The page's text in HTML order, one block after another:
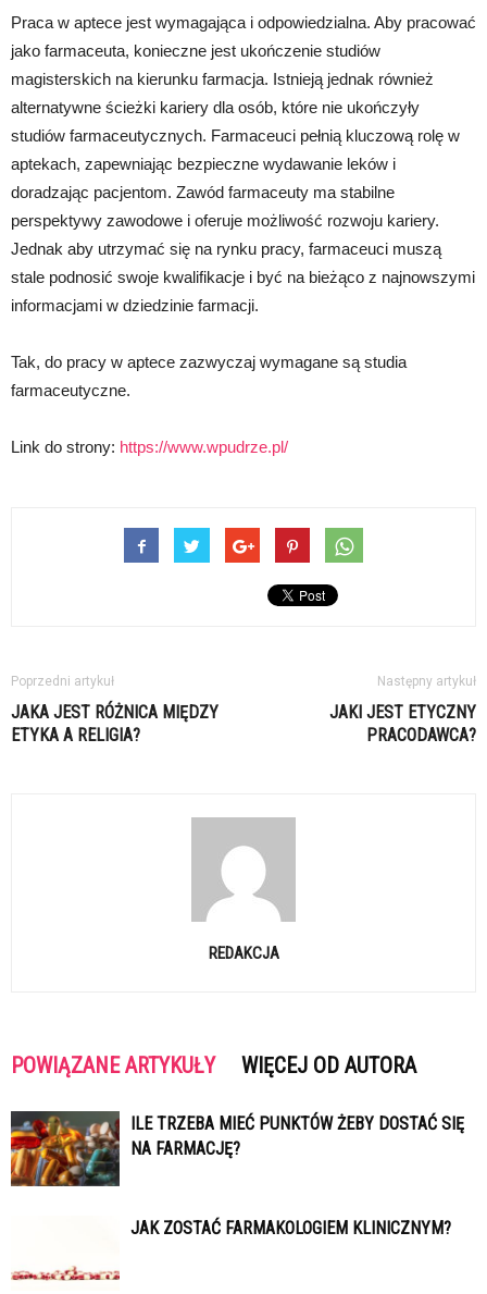
Praca w aptece jest wymagająca i odpowiedzialna. Aby pracować
jako farmaceuta, konieczne jest ukończenie studiów
magisterskich na kierunku farmacja. Istnieją jednak również
alternatywne ścieżki kariery dla osób, które nie ukończyły
studiów farmaceutycznych. Farmaceuci pełnią kluczową rolę w
aptekach, zapewniając bezpieczne wydawanie leków i
doradzając pacjentom. Zawód farmaceuty ma stabilne
perspektywy zawodowe i oferuje możliwość rozwoju kariery.
Jednak aby utrzymać się na rynku pracy, farmaceuci muszą
stale podnosić swoje kwalifikacje i być na bieżąco z najnowszymi
informacjami w dziedzinie farmacji.
Tak, do pracy w aptece zazwyczaj wymagane są studia
farmaceutyczne.
Link do strony: https://www.wpudrze.pl/
Poprzedni artykuł
JAKA JEST RÓŻNICA MIĘDZY
ETYKA A RELIGIA?
Następny artykuł
JAKI JEST ETYCZNY
PRACODAWCA?
REDAKCJA
POWIĄZANE ARTYKUŁY WIĘCEJ OD AUTORA
ILE TRZEBA MIEĆ PUNKTÓW ŻEBY DOSTAĆ SIĘ
NA FARMACJĘ?
JAK ZOSTAĆ FARMAKOLOGIEM KLINICZNYM?